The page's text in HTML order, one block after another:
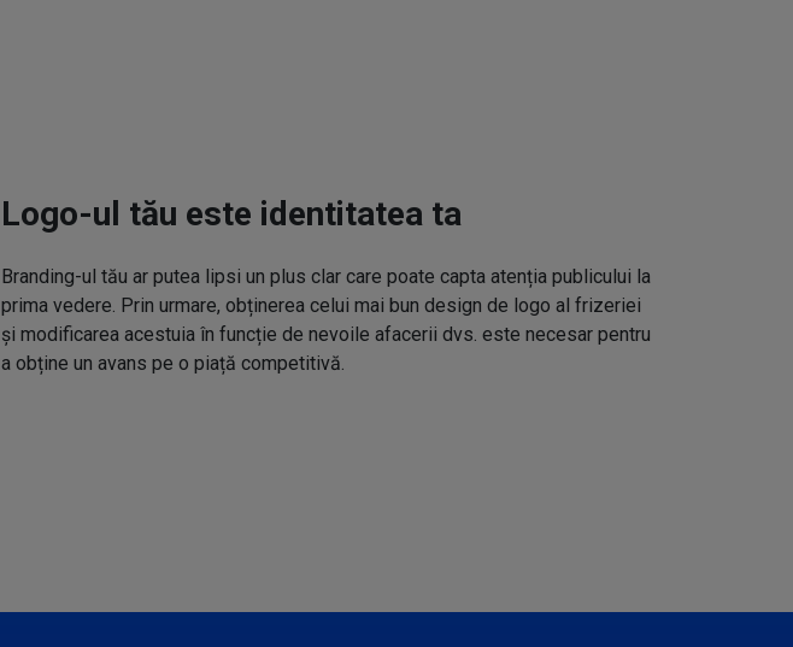
Logo-ul tău este identitatea ta
Branding-ul tău ar putea lipsi un plus clar care poate capta atenția publicului la
prima vedere. Prin urmare, obținerea celui mai bun design de logo al frizeriei
și modificarea acestuia în funcție de nevoile afacerii dvs. este necesar pentru
a obține un avans pe o piață competitivă.